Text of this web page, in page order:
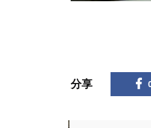
分享